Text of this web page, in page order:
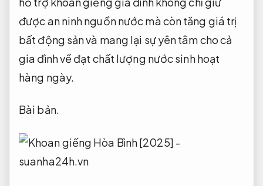
được an ninh nguồn nước mà còn tăng giá trị
bất động sản và mang lại sự yên tâm cho cả
gia đình về đạt chất lượng nước sinh hoạt
hàng ngày.
Bài bản.